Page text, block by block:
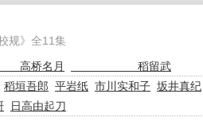
规》全11集
名月 稻留武
稻垣吾郎 平岩纸 市川实和子 坂井真纪
日高由起刀